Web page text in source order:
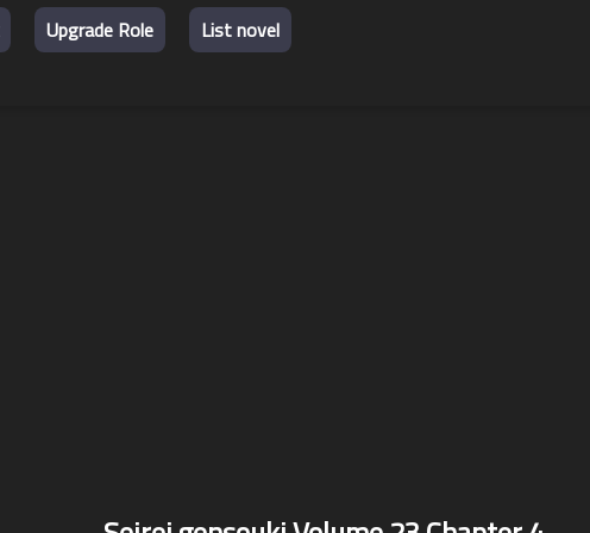
Upgrade Role
List novel